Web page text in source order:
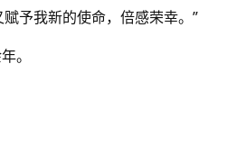
予我新的使命，倍感荣幸。”
。